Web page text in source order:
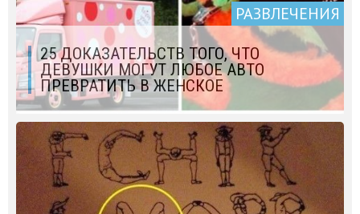
РАЗВЛЕЧЕНИЯ
25 ДОКАЗАТЕЛЬСТВ ТОГО, ЧТО
ДЕВУШКИ МОГУТ ЛЮБОЕ АВТО
ПРЕВРАТИТЬ В ЖЕНСКОЕ